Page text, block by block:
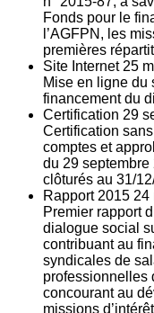
Fonds pour le
l’AGFPN, les
premières
Site Internet 25
Mise en ligne du
financement du
Certification 29
Certification
comptes et
du 29 septembre
clôturés au 31/
Rapport 2015 24
Premier rapport
dialogue social
contribuant au
syndicales de
professionnelles
concourant au
missions